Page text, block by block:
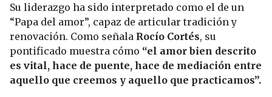
Su liderazgo ha sido interpretado como el de un
“Papa del amor”, capaz de articular tradición y
renovación. Como señala Rocío Cortés, su
pontificado muestra cómo “el amor bien descrito
es vital, hace de puente, hace de mediación entre
aquello que creemos y aquello que practicamos”.